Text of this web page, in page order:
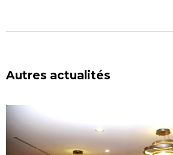
Autres actualités